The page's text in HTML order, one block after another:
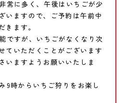
常に多く、午後はいちごが少
いますので、ご予約は午前中
きます。
ですが、いちごがなくなり次
ていただくことがございます
いますようお願いいたしま
9時からいちご狩りをお楽し